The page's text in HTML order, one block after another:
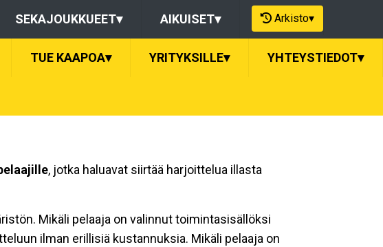
SEKAJOUKKUEET▾ AIKUISET▾ Arkisto▾
TUE KAAPOA▾ YRITYKSILLE▾ YHTEYSTIEDOT▾
, jotka haluavat siirtää harjoittelua illasta
Mikäli pelaaja on valinnut toimintasisällöksi
ilman erillisiä kustannuksia. Mikäli pelaaja on